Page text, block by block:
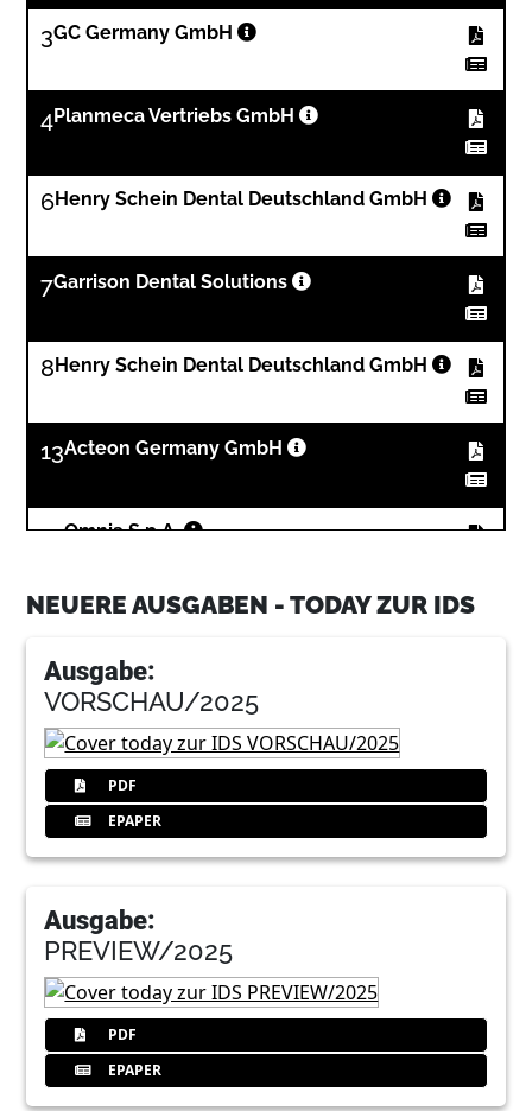
3GC Germany GmbH
4Planmeca Vertriebs GmbH
6Henry Schein Dental Deutschland GmbH
7Garrison Dental Solutions
8 Henry Schein Dental Deutschland GmbH
13Acteon Germany GmbH
14Omnia S.p.A.
15Belmont Takara Company Europe GmbH
16NSK Europe GmbH
GC Germany GmbH
193M Oral Care
24Sulzer Mixpac AG
Curaden AG
NEUERE AUSGABEN - TODAY ZUR IDS
Ausgabe:
VORSCHAU/2025
PDF
EPAPER
Ausgabe:
PREVIEW/2025
PDF
EPAPER